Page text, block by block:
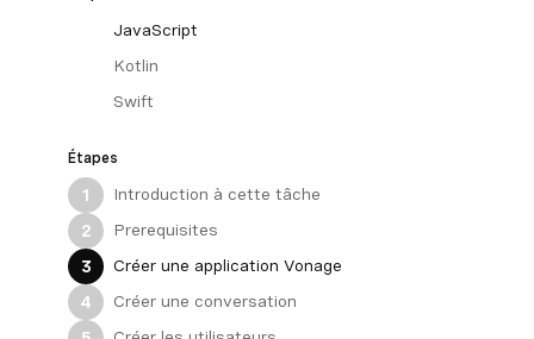
JavaScript
Kotlin
Swift
Étapes
1
Introduction à cette tâche
2
Prerequisites
3
Créer une application Vonage
4
Créer une conversation